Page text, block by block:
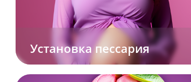
Установка пессария